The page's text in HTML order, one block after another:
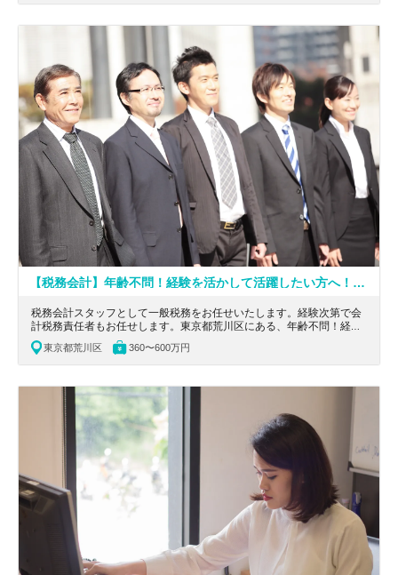
【税務会計】年齢不問！経験を活かして活躍したい方へ！『毎日元気で楽しく心地よく成長をサポートする』税理士法人
税務会計スタッフとして一般税務をお任せいたします。経験次第で会
計税務責任者もお任せします。東京都荒川区にある、年齢不問！経験
を活かして活躍したい方へ！『毎日元気で楽しく心地よく成長をサポ
ートする』税理士法人の求人です。
東京都荒川区 360〜600万円